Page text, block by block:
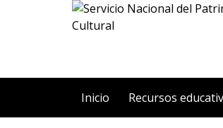
Contenido principal
Inicio Recursos